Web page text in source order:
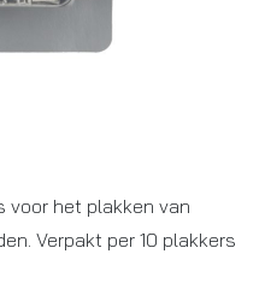
voor het plakken van
Verpakt per 10 plakkers